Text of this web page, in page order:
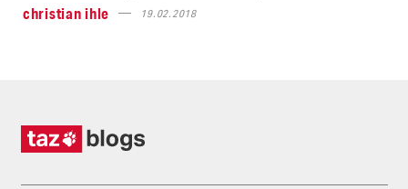
christian ihle
19.02.2018